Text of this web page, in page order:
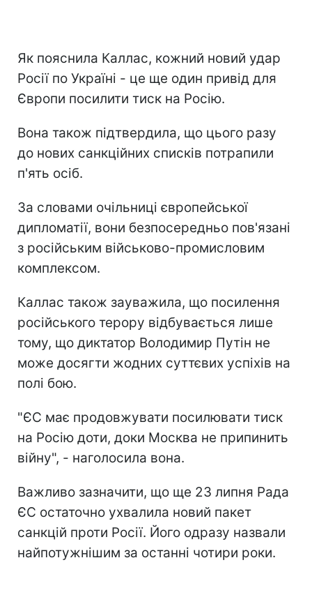
Як пояснила Каллас, кожний новий удар
Росії по Україні - це ще один привід для
Європи посилити тиск на Росію.
Вона також підтвердила, що цього разу
до нових санкційних списків потрапили
п'ять осіб.
За словами очільниці європейської
дипломатії, вони безпосередньо пов'язані
з російським військово-промисловим
комплексом.
Каллас також зауважила, що посилення
російського терору відбувається лише
тому, що диктатор Володимир Путін не
може досягти жодних суттєвих успіхів на
полі бою.
"ЄС має продовжувати посилювати тиск
на Росію доти, доки Москва не припинить
війну", - наголосила вона.
Важливо зазначити, що ще 23 липня Рада
ЄС остаточно ухвалила новий пакет
санкцій проти Росії. Його одразу назвали
найпотужнішим за останні чотири роки.